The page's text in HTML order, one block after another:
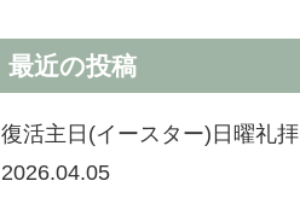
最近の投稿
復活主日(イースター)日曜礼拝
2026.04.05